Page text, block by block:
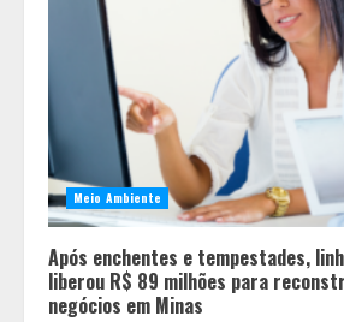
Meio Ambiente
Após enchentes e tempestades,
liberou R$ 89 milhões para
negócios em Minas